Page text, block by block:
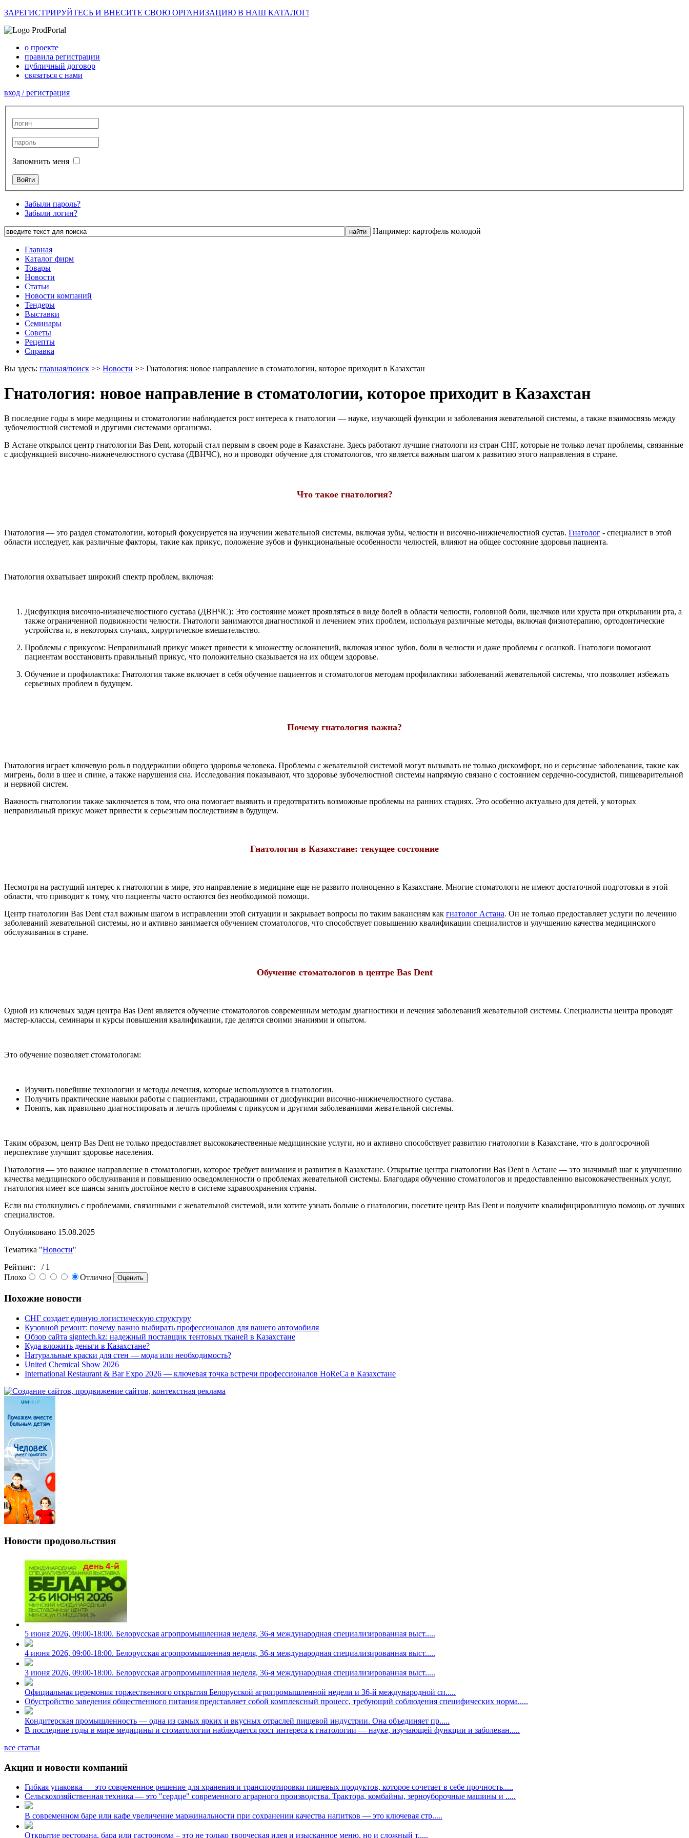
ЗАРЕГИСТРИРУЙТЕСЬ И ВНЕСИТЕ СВОЮ ОРГАНИЗАЦИЮ В НАШ КАТАЛОГ!
о проекте
правила регистрации
публичный договор
связаться с нами
вход / регистрация
Запомнить меня
Забыли пароль?
Забыли логин?
Например: картофель молодой
Главная
Каталог фирм
Товары
Новости
Статьи
Новости компаний
Тендеры
Выставки
Семинары
Советы
Рецепты
Справка
Вы здесь: главная/поиск >> Новости >> Гнатология: новое направление в стоматологии, которое приходит в Казахстан
Гнатология: новое направление в стоматологии, которое приходит в Казахстан
В последние годы в мире медицины и стоматологии наблюдается рост интереса к гнатологии — науке, изучающей функции и заболевания жевательной системы, а также взаимосвязь между
зубочелюстной системой и другими системами организма.
В Астане открылся центр гнатологии Bas Dent, который стал первым в своем роде в Казахстане. Здесь работают лучшие гнатологи из стран СНГ, которые не только лечат проблемы, связанные
с дисфункцией височно-нижнечелюстного сустава (ДВНЧС), но и проводят обучение для стоматологов, что является важным шагом к развитию этого направления в стране.
Что такое гнатология?
Гнатология — это раздел стоматологии, который фокусируется на изучении жевательной системы, включая зубы, челюсти и височно-нижнечелюстной сустав. Гнатолог - специалист в этой
области исследует, как различные факторы, такие как прикус, положение зубов и функциональные особенности челюстей, влияют на общее состояние здоровья пациента.
Гнатология охватывает широкий спектр проблем, включая:
Дисфункция височно-нижнечелюстного сустава (ДВНЧС): Это состояние может проявляться в виде болей в области челюсти, головной боли, щелчков или хруста при открывании рта, а
также ограниченной подвижности челюсти. Гнатологи занимаются диагностикой и лечением этих проблем, используя различные методы, включая физиотерапию, ортодонтические
устройства и, в некоторых случаях, хирургическое вмешательство.
Проблемы с прикусом: Неправильный прикус может привести к множеству осложнений, включая износ зубов, боли в челюсти и даже проблемы с осанкой. Гнатологи помогают
пациентам восстановить правильный прикус, что положительно сказывается на их общем здоровье.
Обучение и профилактика: Гнатология также включает в себя обучение пациентов и стоматологов методам профилактики заболеваний жевательной системы, что позволяет избежать
серьезных проблем в будущем.
Почему гнатология важна?
Гнатология играет ключевую роль в поддержании общего здоровья человека. Проблемы с жевательной системой могут вызывать не только дискомфорт, но и серьезные заболевания, такие как
мигрень, боли в шее и спине, а также нарушения сна. Исследования показывают, что здоровье зубочелюстной системы напрямую связано с состоянием сердечно-сосудистой, пищеварительной
и нервной систем.
Важность гнатологии также заключается в том, что она помогает выявить и предотвратить возможные проблемы на ранних стадиях. Это особенно актуально для детей, у которых
неправильный прикус может привести к серьезным последствиям в будущем.
Гнатология в Казахстане: текущее состояние
Несмотря на растущий интерес к гнатологии в мире, это направление в медицине еще не развито полноценно в Казахстане. Многие стоматологи не имеют достаточной подготовки в этой
области, что приводит к тому, что пациенты часто остаются без необходимой помощи.
Центр гнатологии Bas Dent стал важным шагом в исправлении этой ситуации и закрывает вопросы по таким вакансиям как гнатолог Астана. Он не только предоставляет услуги по лечению
заболеваний жевательной системы, но и активно занимается обучением стоматологов, что способствует повышению квалификации специалистов и улучшению качества медицинского
обслуживания в стране.
Обучение стоматологов в центре Bas Dent
Одной из ключевых задач центра Bas Dent является обучение стоматологов современным методам диагностики и лечения заболеваний жевательной системы. Специалисты центра проводят
мастер-классы, семинары и курсы повышения квалификации, где делятся своими знаниями и опытом.
Это обучение позволяет стоматологам:
Изучить новейшие технологии и методы лечения, которые используются в гнатологии.
Получить практические навыки работы с пациентами, страдающими от дисфункции височно-нижнечелюстного сустава.
Понять, как правильно диагностировать и лечить проблемы с прикусом и другими заболеваниями жевательной системы.
Таким образом, центр Bas Dent не только предоставляет высококачественные медицинские услуги, но и активно способствует развитию гнатологии в Казахстане, что в долгосрочной
перспективе улучшит здоровье населения.
Гнатология — это важное направление в стоматологии, которое требует внимания и развития в Казахстане. Открытие центра гнатологии Bas Dent в Астане — это значимый шаг к улучшению
качества медицинского обслуживания и повышению осведомленности о проблемах жевательной системы. Благодаря обучению стоматологов и предоставлению высококачественных услуг,
гнатология имеет все шансы занять достойное место в системе здравоохранения страны.
Если вы столкнулись с проблемами, связанными с жевательной системой, или хотите узнать больше о гнатологии, посетите центр Bas Dent и получите квалифицированную помощь от лучших
специалистов.
Опубликовано 15.08.2025
Тематика "Новости"
Рейтинг:
/ 1
Плохо
Отлично
Похожие новости
СНГ создает единую логистическую структуру
Кузовной ремонт: почему важно выбирать профессионалов для вашего автомобиля
Обзор сайта signtech.kz: надежный поставщик тентовых тканей в Казахстане
Куда вложить деньги в Казахстане?
Натуральные краски для стен — мода или необходимость?
United Chemical Show 2026
International Restaurant & Bar Expo 2026 — ключевая точка встречи профессионалов HoReCa в Казахстане
Новости продовольствия
5 июня 2026, 09:00-18:00. Белорусская агропромышленная неделя, 36-я международная специализированная выст.....
4 июня 2026, 09:00-18:00. Белорусская агропромышленная неделя, 36-я международная специализированная выст.....
3 июня 2026, 09:00-18:00. Белорусская агропромышленная неделя, 36-я международная специализированная выст.....
Официальная церемония торжественного открытия Белорусской агропромышленной недели и 36-й международной сп.....
Обустройство заведения общественного питания представляет собой комплексный процесс, требующий соблюдения специфических норма.....
Кондитерская промышленность — одна из самых ярких и вкусных отраслей пищевой индустрии. Она объединяет пр.....
В последние годы в мире медицины и стоматологии наблюдается рост интереса к гнатологии — науке, изучающей функции и заболеван.....
все статьи
Акции и новости компаний
Гибкая упаковка — это современное решение для хранения и транспортировки пищевых продуктов, которое сочетает в себе прочность.....
Сельскохозяйственная техника — это "сердце" современного аграрного производства. Трактора, комбайны, зерноуборочные машины и .....
В современном баре или кафе увеличение маржинальности при сохранении качества напитков — это ключевая стр.....
Открытие ресторана, бара или гастронома – это не только творческая идея и изысканное меню, но и сложный т.....